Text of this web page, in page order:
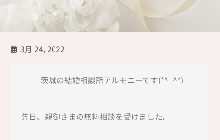
3月 24, 2022
茨城の結婚相談所アルモニーです(*^_^*)
先日、親御さまの無料相談を受けました。